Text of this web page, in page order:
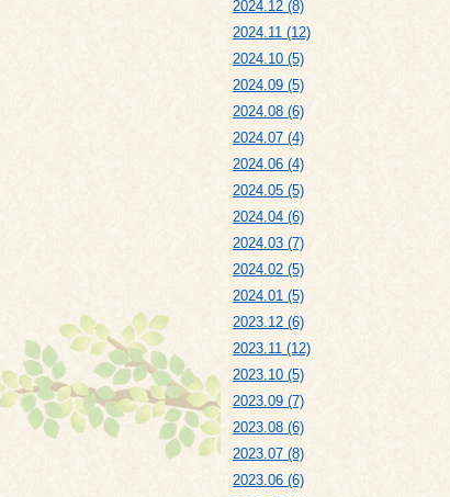
2024.12 (8)
2024.11 (12)
2024.10 (5)
2024.09 (5)
2024.08 (6)
2024.07 (4)
2024.06 (4)
2024.05 (5)
2024.04 (6)
2024.03 (7)
2024.02 (5)
2024.01 (5)
2023.12 (6)
2023.11 (12)
2023.10 (5)
2023.09 (7)
2023.08 (6)
2023.07 (8)
2023.06 (6)